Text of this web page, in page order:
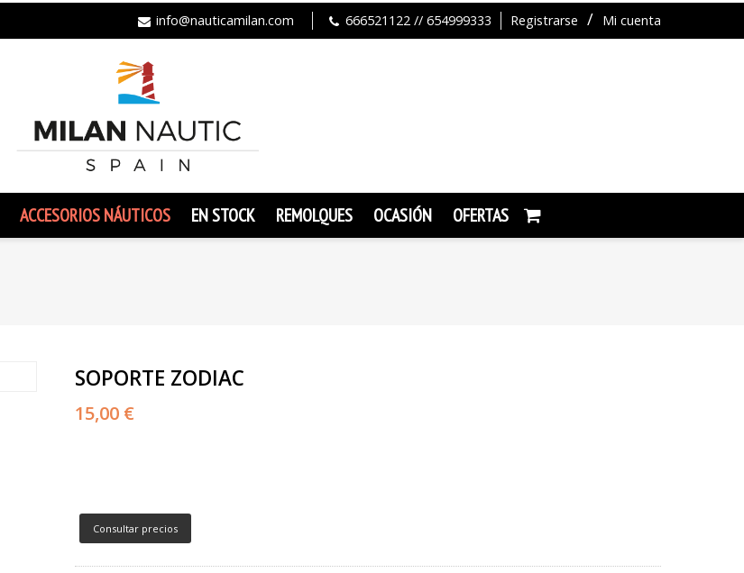
Registrarse Mi cuenta
info@nauticamilan.com 666521122 // 654999333
ACCESORIOS NÁUTICOS EN STOCK REMOLQUES OCASIÓN OFERTAS
SOPORTE ZODIAC
15,00 €
Consultar precios